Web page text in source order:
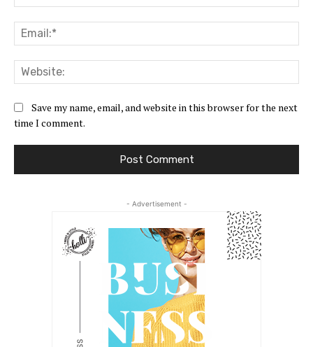
Save my name, email, and website in this browser for the next
time I comment.
- Advertisement -